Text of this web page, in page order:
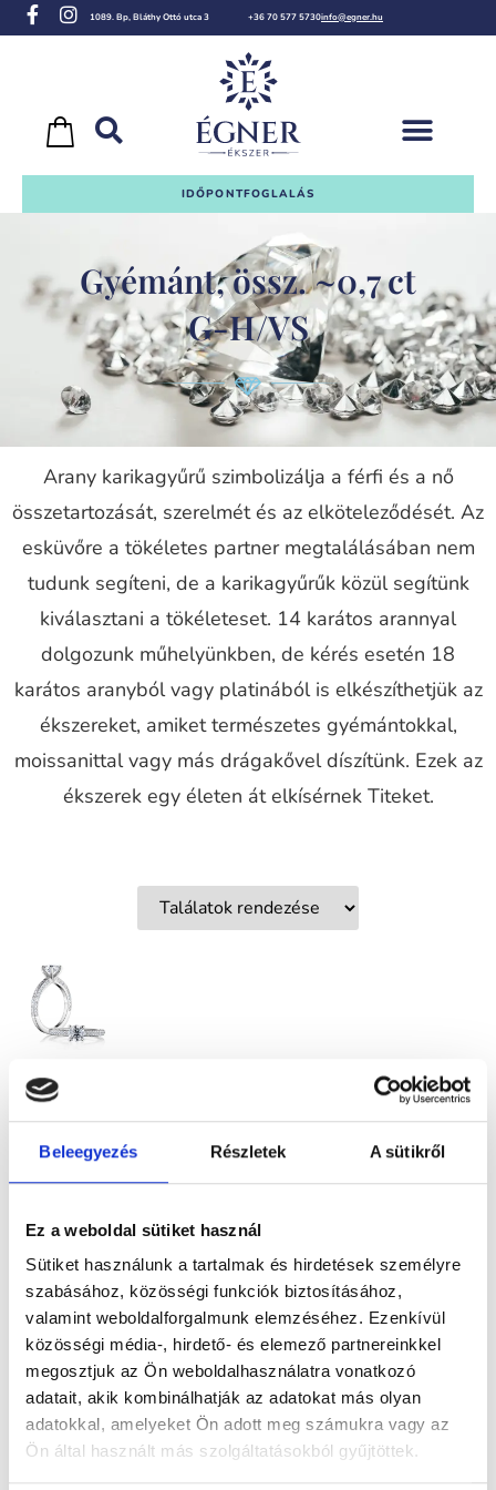
Beleegyezés Részletek A sütikről
Ez a weboldal sütiket használ
Sütiket használunk a tartalmak és hirdetések személyre
szabásához, közösségi funkciók biztosításához,
valamint weboldalforgalmunk elemzéséhez. Ezenkívül
közösségi média-, hirdető- és elemező partnereinkkel
megosztjuk az Ön weboldalhasználatra vonatkozó
adatait, akik kombinálhatják az adatokat más olyan
adatokkal, amelyeket Ön adott meg számukra vagy az
Ön által használt más szolgáltatásokból gyűjtöttek.
1089. Bp, Bláthy Ottó utca 3 +36 70 577 5730info@egner.hu
IDŐPONTFOGLALÁS
Gyémánt, össz. ~0,7 ct
G-H/VS
Arany karikagyűrű szimbolizálja a férfi és a nő
összetartozását, szerelmét és az elköteleződését. Az
esküvőre a tökéletes partner megtalálásában nem
tudunk segíteni, de a karikagyűrűk közül segítünk
kiválasztani a tökéleteset. 14 karátos arannyal
dolgozunk műhelyünkben, de kérés esetén 18
karátos aranyból vagy platinából is elkészíthetjük az
ékszereket, amiket természetes gyémántokkal,
moissanittal vagy más drágakővel díszítünk. Ezek az
ékszerek egy életen át elkísérnek Titeket.
LUCA
1.599.400Ft-
tól
eljegyzési
gyűrű 0,70ct
kővel